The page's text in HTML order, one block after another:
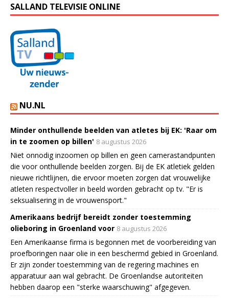
SALLAND TELEVISIE ONLINE
NU.NL
Minder onthullende beelden van atletes bij EK: 'Raar om
in te zoomen op billen' 8 augustus 2026
Niet onnodig inzoomen op billen en geen camerastandpunten
die voor onthullende beelden zorgen. Bij de EK atletiek gelden
nieuwe richtlijnen, die ervoor moeten zorgen dat vrouwelijke
atleten respectvoller in beeld worden gebracht op tv. "Er is
seksualisering in de vrouwensport."
Amerikaans bedrijf bereidt zonder toestemming
olieboring in Groenland voor 8 augustus 2026
Een Amerikaanse firma is begonnen met de voorbereiding van
proefboringen naar olie in een beschermd gebied in Groenland.
Er zijn zonder toestemming van de regering machines en
apparatuur aan wal gebracht. De Groenlandse autoriteiten
hebben daarop een "sterke waarschuwing" afgegeven.